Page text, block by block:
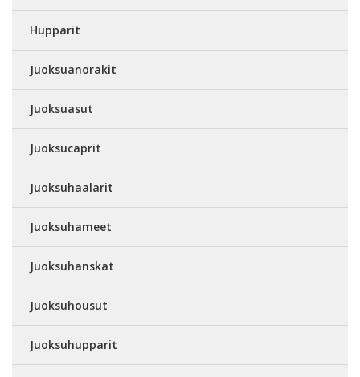
Hupparit
Juoksuanorakit
Juoksuasut
Juoksucaprit
Juoksuhaalarit
Juoksuhameet
Juoksuhanskat
Juoksuhousut
Juoksuhupparit